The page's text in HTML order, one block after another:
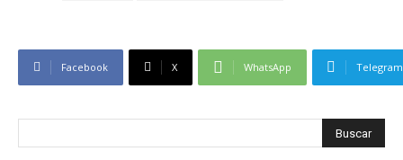
Facebook X WhatsApp Telegram